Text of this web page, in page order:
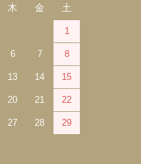
木 金 土
1
6 7 8
13 14 15
20 21 22
27 28 29